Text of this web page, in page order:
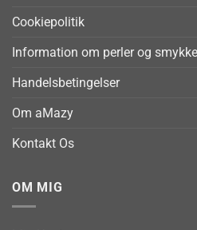
Cookiepolitik
Information om perler og
Handelsbetingelser
Om aMazy
Kontakt Os
OM MIG